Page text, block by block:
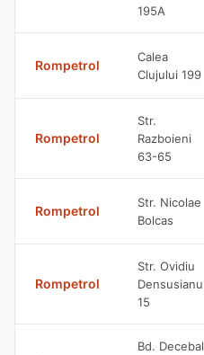
195A
Rompetrol
Calea
Clujului 199
Rompetrol
Str.
Razboieni
63-65
Rompetrol
Str. Nicolae
Bolcas
Rompetrol
Str. Ovidiu
Densusianu
15
Bd. Decebal